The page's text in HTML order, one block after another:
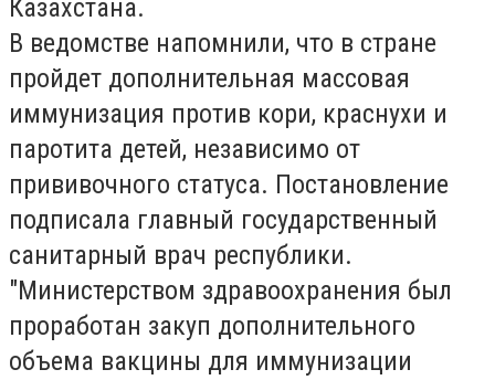
Казахстана.
В ведомстве напомнили, что в стране
пройдет дополнительная массовая
иммунизация против кори, краснухи и
паротита детей, независимо от
прививочного статуса. Постановление
подписала главный государственный
санитарный врач республики.
"Министерством здравоохранения был
проработан закуп дополнительного
объема вакцины для иммунизации